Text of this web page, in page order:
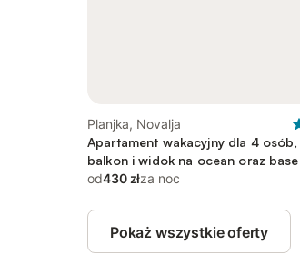
Planjka, Novalja
Apartament wakacyjny dla 4 osób,
balkon i widok na ocean oraz
zwierzęta dozwolone
od430 złza noc
Pokaż wszystkie oferty